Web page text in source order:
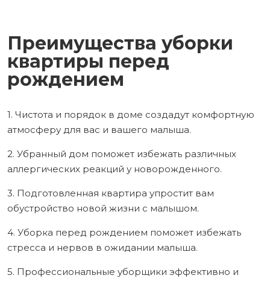
Преимущества уборки
квартиры перед
рождением
1. Чистота и порядок в доме создадут комфортную
атмосферу для вас и вашего малыша.
2. Убранный дом поможет избежать различных
аллергических реакций у новорожденного.
3. Подготовленная квартира упростит вам
обустройство новой жизни с малышом.
4. Уборка перед рождением поможет избежать
стресса и нервов в ожидании малыша.
5. Профессиональные уборщики эффективно и